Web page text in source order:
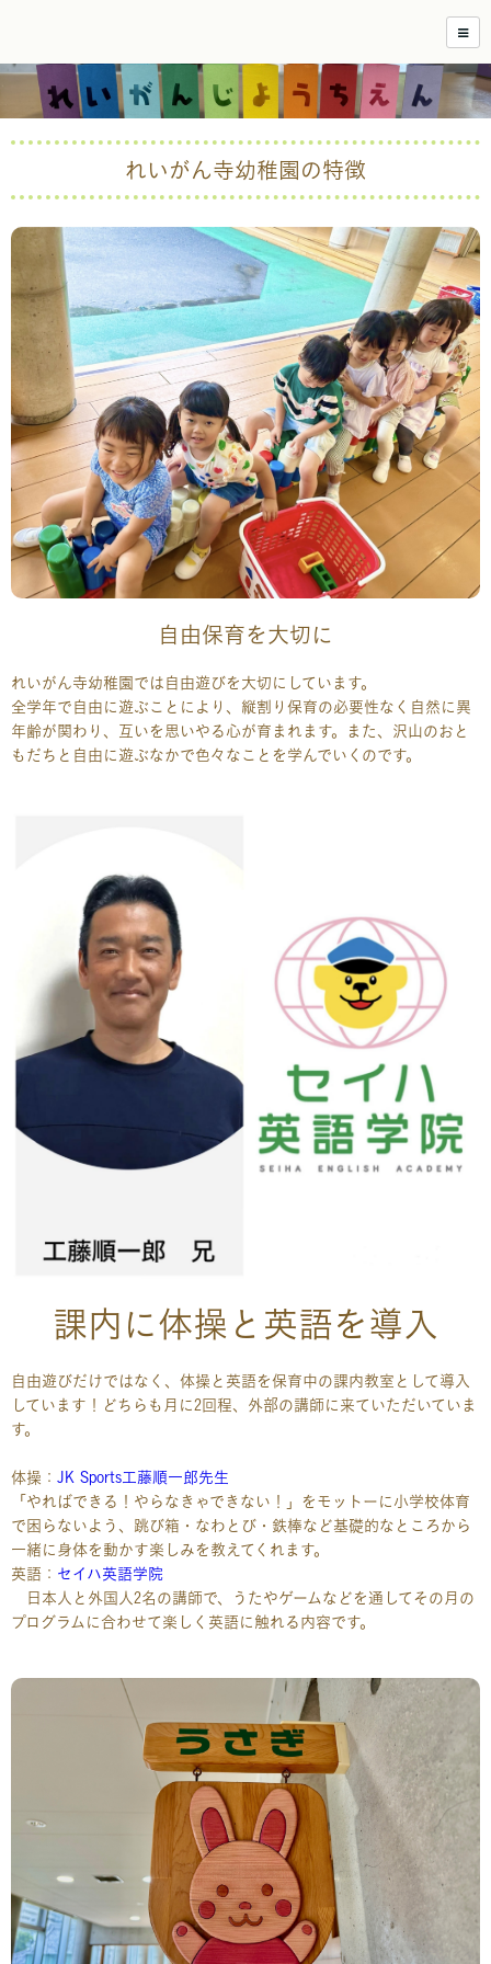
れいがん寺幼稚園の特徴
自由保育を大切に
れいがん寺幼稚園では自由遊びを大切にしています。
全学年で自由に遊ぶことにより、縦割り保育の必要性なく自然に異
年齢が関わり、互いを思いやる心が育まれます。また、沢山のおと
もだちと自由に遊ぶなかで色々なことを学んでいくのです。
課内に体操と英語を導入
自由遊びだけではなく、体操と英語を保育中の課内教室として導入
しています！どちらも月に2回程、外部の講師に来ていただいていま
す。
体操： JK Sports工藤順一郎先生
「やればできる！やらなきゃできない！」をモットーに小学校体育
で困らないよう、跳び箱・なわとび・鉄棒など基礎的なところから
一緒に身体を動かす楽しみを教えてくれます。
英語： セイハ英語学院
日本人と外国人2名の講師で、うたやゲームなどを通してその月の
プログラムに合わせて楽しく英語に触れる内容です。